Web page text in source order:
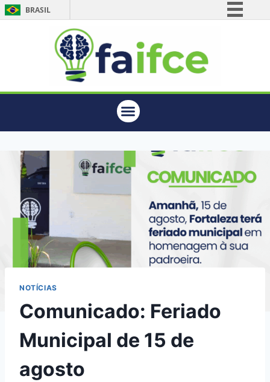
BRASIL
Participe
NOTÍCIAS
Comunicado: Feriado
Municipal de 15 de
agosto